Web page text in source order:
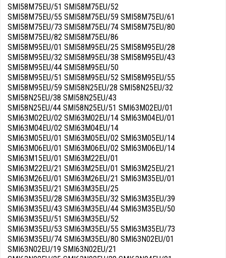
SMI58M75EU/51 SMI58M75EU/52
SMI58M75EU/55 SMI58M75EU/59 SMI58M75EU/61
SMI58M75EU/73 SMI58M75EU/74 SMI58M75EU/80
SMI58M75EU/82 SMI58M75EU/86
SMI58M95EU/01 SMI58M95EU/25 SMI58M95EU/28
SMI58M95EU/32 SMI58M95EU/38 SMI58M95EU/43
SMI58M95EU/44 SMI58M95EU/50
SMI58M95EU/51 SMI58M95EU/52 SMI58M95EU/55
SMI58M95EU/59 SMI58N25EU/28 SMI58N25EU/32
SMI58N25EU/38 SMI58N25EU/43
SMI58N25EU/44 SMI58N25EU/51 SMI63M02EU/01
SMI63M02EU/02 SMI63M02EU/14 SMI63M04EU/01
SMI63M04EU/02 SMI63M04EU/14
SMI63M05EU/01 SMI63M05EU/02 SMI63M05EU/14
SMI63M06EU/01 SMI63M06EU/02 SMI63M06EU/14
SMI63M15EU/01 SMI63M22EU/01
SMI63M22EU/21 SMI63M25EU/01 SMI63M25EU/21
SMI63M26EU/01 SMI63M26EU/21 SMI63M35EU/01
SMI63M35EU/21 SMI63M35EU/25
SMI63M35EU/28 SMI63M35EU/32 SMI63M35EU/39
SMI63M35EU/43 SMI63M35EU/44 SMI63M35EU/50
SMI63M35EU/51 SMI63M35EU/52
SMI63M35EU/53 SMI63M35EU/55 SMI63M35EU/73
SMI63M35EU/74 SMI63M35EU/80 SMI63N02EU/01
SMI63N02EU/19 SMI63N02EU/21